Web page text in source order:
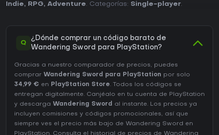
Indie, RPG, Adventure. Categorías: Single-player.
Q
¿Dónde comprar un código barato de
Wandering Sword para PlayStation?
Gracias a nuestro comparador de precios, puedes
comprar Wandering Sword para PlayStation por solo
34,99 € en PlayStation Store. Todos los códigos se
entregan digitalmente. Canjéalo en tu cuenta de PlayStation
y descarga Wandering Sword
al instante. Los precios ya
incluyen comisiones y códigos promocionales, así que
siempre ves el precio más bajo de Wandering Sword en
PlayStation. Consulta el
historial de precios de Wandering